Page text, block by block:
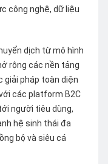
công nghệ, dữ liệu
dịch từ mô hình
rộng các nền tảng
giải pháp toàn diện
các platform B2C
người tiêu dùng,
hệ sinh thái đa
bộ và siêu cá